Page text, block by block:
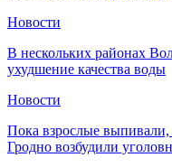
Новости
В нескольких районах
ухудшение качества воды
Новости
Пока взрослые
Гродно возбудили